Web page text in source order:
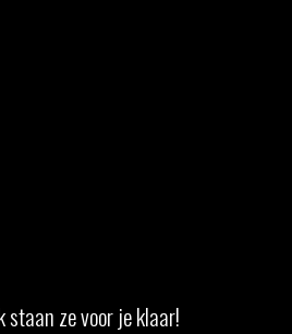
staan ze voor je klaar!